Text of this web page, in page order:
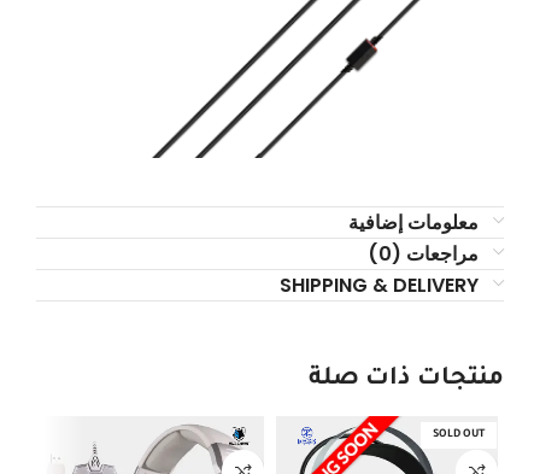
معلومات إضافية
مراجعات (0)
SHIPPING & DELIVERY
منتجات ذات صلة
SOLD OUT